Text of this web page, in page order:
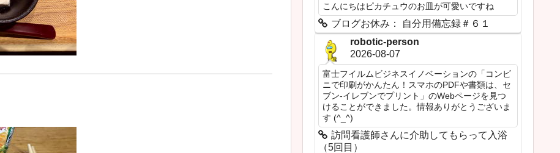
こんにちはピカチュウのお皿が可愛いですね
ブログお休み： 自分用備忘録＃６１
robotic-person
2026-08-07
富士フイルムビジネスイノベーションの「コンビ
ニで印刷がかんたん！スマホのPDFや書類は、セ
ブン‐イレブンでプリント」のWebページを見つ
けることができました。情報ありがとうございま
す (^_^)
訪問看護師さんに介助してもらって入浴
（5回目）